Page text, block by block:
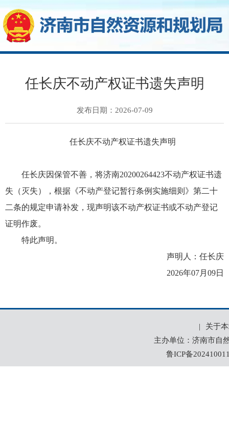
任长庆不动产权证书遗失声明
发布日期：2026-07-09
任长庆不动产权证书遗失声明
任长庆因保管不善，将济南20200264423不动产权证书遗
失（灭失），根据《不动产登记暂行条例实施细则》第二十
二条的规定申请补发，现声明该不动产权证书或不动产登记
证明作废。
特此声明。
声明人：任长庆
2026年07月09日
|
关于
主办单位：济南市自
鲁ICP备